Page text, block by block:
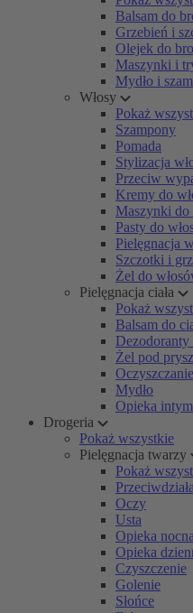
Balsam do
Grzebień i
Olejek do
Maszynki i
Mydło i
Włosy
Pokaż
Szampony
Pomada
Stylizacja
Przeciw
Kremy do
Maszynki do
Pasty do
Pielęgnacja
Szczotki i
Żel do
Pielęgnacja ciała
Pokaż
Balsam do
Żel pod
Mydło
Opieka
Drogeria
Pokaż wszystkie
Pielęgnacja twarzy
Pokaż
Oczy
Usta
Opieka nocna
Opieka
Czyszczenie
Golenie
Słońce